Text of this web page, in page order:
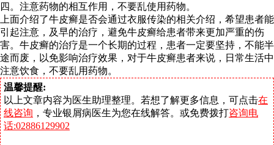
四。注意药物的相互作用，不要乱使用药物。
上面介绍了牛皮癣是否会通过衣服传染的相关介绍，希望患者能
引起注意，及早的治疗，避免牛皮癣给患者带来更加严重的伤
害。牛皮癣的治疗是一个长期的过程，患者一定要坚持，不能半
途而废，以免影响治疗效果，对于牛皮癣患者来说，日常生活中
注意饮食，不要乱用药物。
温馨提醒:
以上文章内容为医生助理整理。若想了解更多信息，可点击在
线咨询 ，专业银屑病医生为您在线解答。或免费拨打咨询电
话:02886129902